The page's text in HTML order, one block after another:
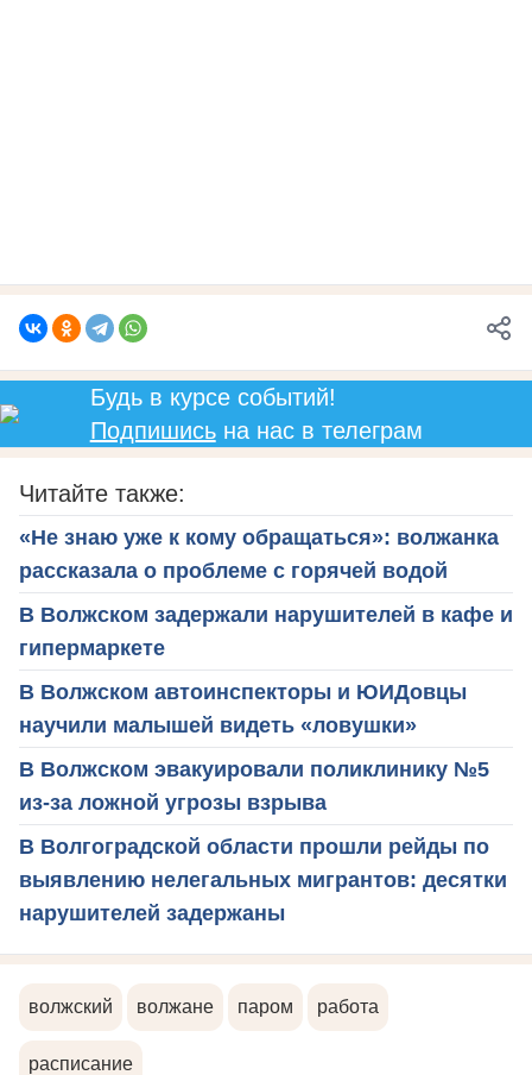
Будь в курсе событий!
Подпишисьна нас в телеграм
Читайте также:
«Не знаю уже к кому обращаться»: волжанка
рассказала о проблеме с горячей водой
В Волжском задержали нарушителей в кафе и
гипермаркете
В Волжском автоинспекторы и ЮИДовцы
научили малышей видеть «ловушки»
В Волжском эвакуировали поликлинику №5
из-за ложной угрозы взрыва
В Волгоградской области прошли рейды по
выявлению нелегальных мигрантов: десятки
нарушителей задержаны
волжский волжане паром работа
расписание